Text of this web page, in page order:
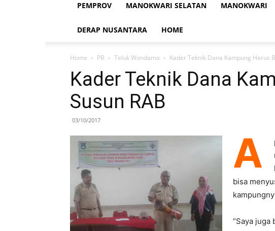
PEMPROV MANOKWARI SELATAN MANOKWARI
DERAP NUSANTARA HOME
Home PB Teluk Wondama Kader Teknik Dana Kampung Harus
Kader Teknik Dana
Susun RAB
03/10/2017
A
bisa
“Saya juga